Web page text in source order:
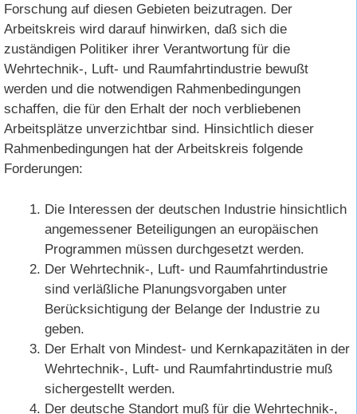
Forschung auf diesen Gebieten beizutragen. Der
Arbeitskreis wird darauf hinwirken, daß sich die
zuständigen Politiker ihrer Verantwortung für die
Wehrtechnik-, Luft- und Raumfahrtindustrie bewußt
werden und die notwendigen Rahmenbedingungen
schaffen, die für den Erhalt der noch verbliebenen
Arbeitsplätze unverzichtbar sind. Hinsichtlich dieser
Rahmenbedingungen hat der Arbeitskreis folgende
Forderungen:
Die Interessen der deutschen Industrie hinsichtlich
angemessener Beteiligungen an europäischen
Programmen müssen durchgesetzt werden.
Der Wehrtechnik-, Luft- und Raumfahrtindustrie
sind verläßliche Planungsvorgaben unter
Berücksichtigung der Belange der Industrie zu
geben.
Der Erhalt von Mindest- und Kernkapazitäten in der
Wehrtechnik-, Luft- und Raumfahrtindustrie muß
sichergestellt werden.
Der deutsche Standort muß für die Wehrtechnik-,